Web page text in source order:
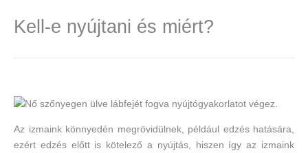
Kell-e nyújtani és miért?
Az izmaink könnyedén megrövidülnek, például edzés hatására,
ezért edzés előtt is kötelező a nyújtás, hiszen így az izmaink